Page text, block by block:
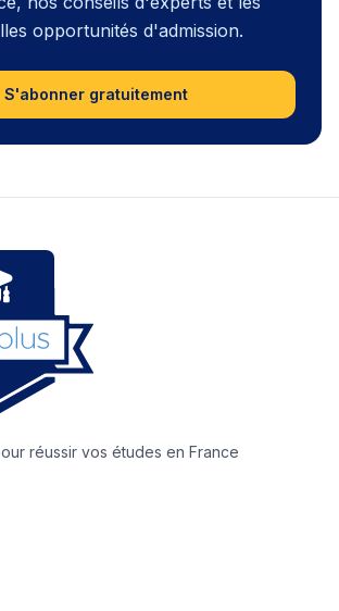
opportunités d'admission.
S'abonner gratuitement
réussir vos études en France